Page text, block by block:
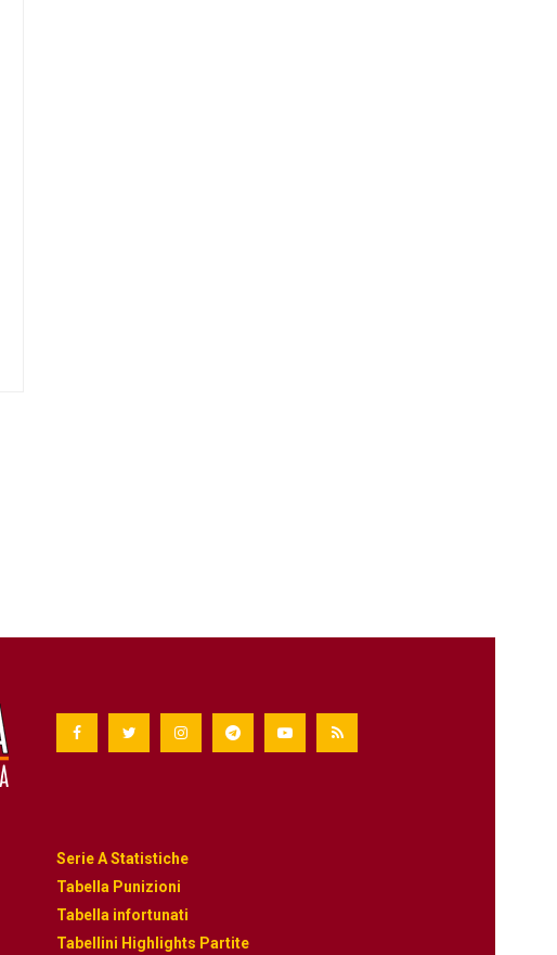
Serie A Statistiche
Tabella Punizioni
Tabella infortunati
Tabellini Highlights Partite